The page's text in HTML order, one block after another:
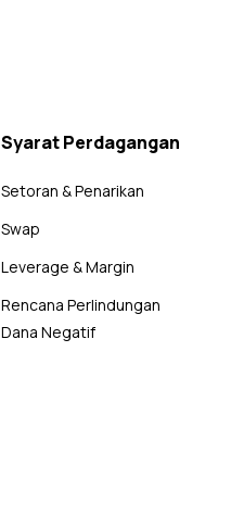
Syarat Perdagangan
Setoran & Penarikan
Swap
Leverage & Margin
Rencana Perlindungan
Dana Negatif